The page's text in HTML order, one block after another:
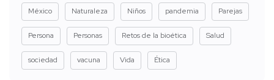
México Naturaleza Niños pandemia Parejas
Persona Personas Retos de la bioética Salud
sociedad vacuna Vida Ética